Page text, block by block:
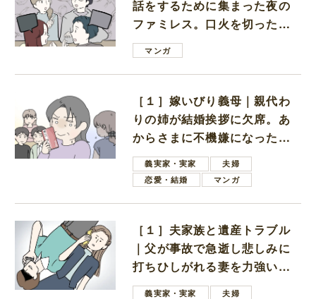
話をするために集まった夜の
ファミレス。口火を切ったの
は電車好きの男の子ママ
マンガ
［１］嫁いびり義母｜親代わ
りの姉が結婚挨拶に欠席。あ
からさまに不機嫌になった義
母義実家・実家
夫婦
恋愛・結婚
マンガ
［１］夫家族と遺産トラブル
｜父が事故で急逝し悲しみに
打ちひしがれる妻を力強い言
葉で励ます夫
義実家・実家
夫婦